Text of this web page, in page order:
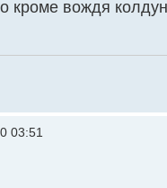
кроме вождя
03:51